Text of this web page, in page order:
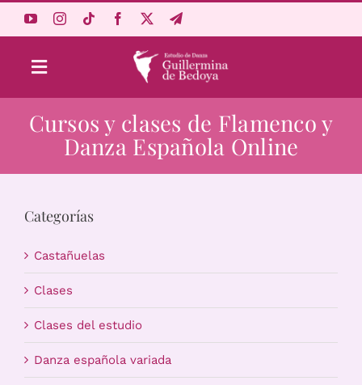
Toggle
Navigation
Aprende Online
Estudio
Carrito
Cursos y clases de Flamenco y
Danza Española Online
Categorías
Castañuelas
Clases
Clases del estudio
Danza española variada